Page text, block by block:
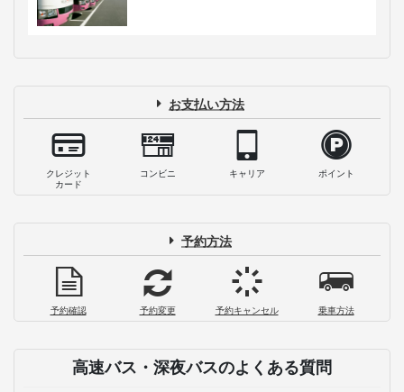
お支払い方法
クレジット
カード
コンビニ キャリア ポイント
予約方法
予約確認 予約変更 予約キャンセル 乗車方法
高速バス・深夜バスのよくある質問